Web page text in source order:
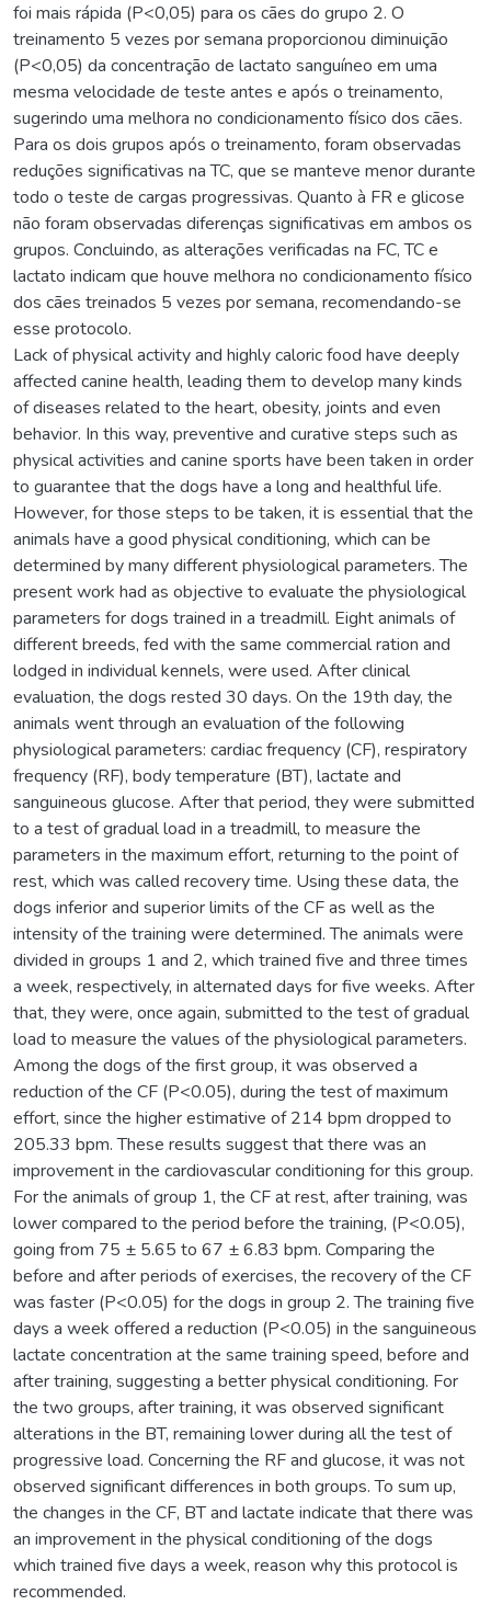
foi mais rápida (P<0,05) para os cães do grupo 2. O
treinamento 5 vezes por semana proporcionou diminuição
(P<0,05) da concentração de lactato sanguíneo em uma
mesma velocidade de teste antes e após o treinamento,
sugerindo uma melhora no condicionamento físico dos cães.
Para os dois grupos após o treinamento, foram observadas
reduções significativas na TC, que se manteve menor durante
todo o teste de cargas progressivas. Quanto à FR e glicose
não foram observadas diferenças significativas em ambos os
grupos. Concluindo, as alterações verificadas na FC, TC e
lactato indicam que houve melhora no condicionamento físico
dos cães treinados 5 vezes por semana, recomendando-se
esse protocolo.
Lack of physical activity and highly caloric food have deeply
affected canine health, leading them to develop many kinds
of diseases related to the heart, obesity, joints and even
behavior. In this way, preventive and curative steps such as
physical activities and canine sports have been taken in order
to guarantee that the dogs have a long and healthful life.
However, for those steps to be taken, it is essential that the
animals have a good physical conditioning, which can be
determined by many different physiological parameters. The
present work had as objective to evaluate the physiological
parameters for dogs trained in a treadmill. Eight animals of
different breeds, fed with the same commercial ration and
lodged in individual kennels, were used. After clinical
evaluation, the dogs rested 30 days. On the 19th day, the
animals went through an evaluation of the following
physiological parameters: cardiac frequency (CF), respiratory
frequency (RF), body temperature (BT), lactate and
sanguineous glucose. After that period, they were submitted
to a test of gradual load in a treadmill, to measure the
parameters in the maximum effort, returning to the point of
rest, which was called recovery time. Using these data, the
dogs inferior and superior limits of the CF as well as the
intensity of the training were determined. The animals were
divided in groups 1 and 2, which trained five and three times
a week, respectively, in alternated days for five weeks. After
that, they were, once again, submitted to the test of gradual
load to measure the values of the physiological parameters.
Among the dogs of the first group, it was observed a
reduction of the CF (P<0.05), during the test of maximum
effort, since the higher estimative of 214 bpm dropped to
205.33 bpm. These results suggest that there was an
improvement in the cardiovascular conditioning for this group.
For the animals of group 1, the CF at rest, after training, was
lower compared to the period before the training, (P<0.05),
going from 75 ± 5.65 to 67 ± 6.83 bpm. Comparing the
before and after periods of exercises, the recovery of the CF
was faster (P<0.05) for the dogs in group 2. The training five
days a week offered a reduction (P<0.05) in the sanguineous
lactate concentration at the same training speed, before and
after training, suggesting a better physical conditioning. For
the two groups, after training, it was observed significant
alterations in the BT, remaining lower during all the test of
progressive load. Concerning the RF and glucose, it was not
observed significant differences in both groups. To sum up,
the changes in the CF, BT and lactate indicate that there was
an improvement in the physical conditioning of the dogs
which trained five days a week, reason why this protocol is
recommended.